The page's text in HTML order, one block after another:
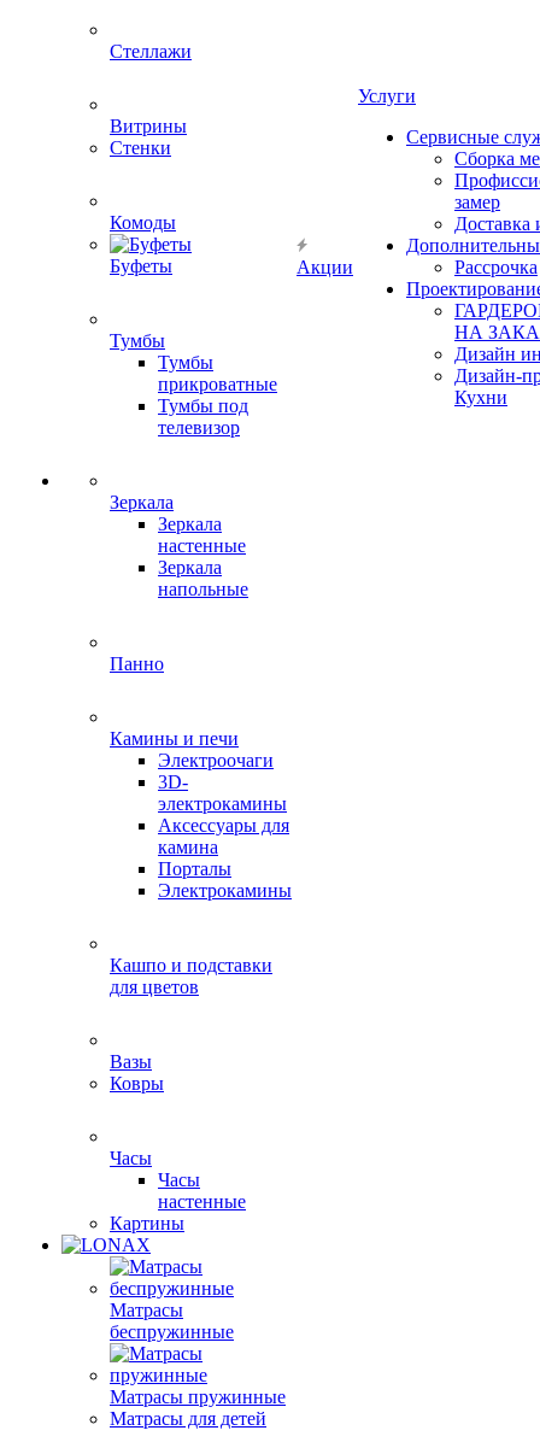
Стеллажи
Витрины
Стенки
Комоды
Буфеты
Тумбы
Тумбы
прикроватные
Тумбы под
телевизор
Зеркала
Зеркала
настенные
Зеркала
напольные
Панно
Камины и печи
Электроочаги
3D-
электрокамины
Аксессуары для
камина
Порталы
Электрокамины
Кашпо и подставки
для цветов
Вазы
Ковры
Часы
Часы
настенные
Картины
Матрасы
беспружинные
Матрасы пружинные
Матрасы для детей
Акции
Услуги
Сервисные
Сборка
замер
Доставка
Рассрочка
НА
Дизайн
Дизайн-
Кухни